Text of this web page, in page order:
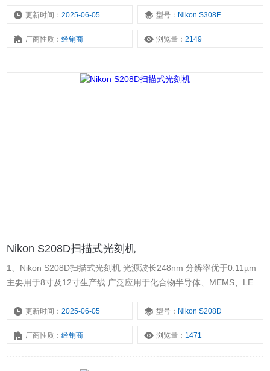
N.A.0.92 曝光光源193nm 倍率4:1 最大曝光现场26mm*33mm 对准
更新时间：2025-06-05 型号： Nikon S308F
厂商性质：经销商 浏览量：2149
Nikon S208D扫描式光刻机
1、Nikon S208D扫描式光刻机 光源波长248nm 分辨率优于0.11µm
主要用于8寸及12寸生产线 广泛应用于化合物半导体、MEMS、LED
248nm 倍率4:1 最大曝光现场26mm*33mm 对准精度 15nm
更新时间：2025-06-05 型号： Nikon S208D
厂商性质：经销商 浏览量： 1471